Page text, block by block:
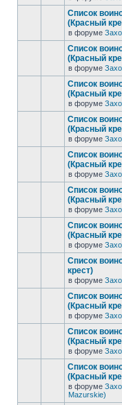
Список
(Красный
в форуме
Список
(Красный
в форуме
Список
(Красный
в форуме
Список
(Красный
в форуме
Список
(Красный
в форуме
Список
(Красный
в форуме
Список
(Красный
в форуме
Список
крест)
в форуме
Список
(Красный
в форуме
Список
(Красный
в форуме
Список
(Красный
в форуме
Mazurskie)